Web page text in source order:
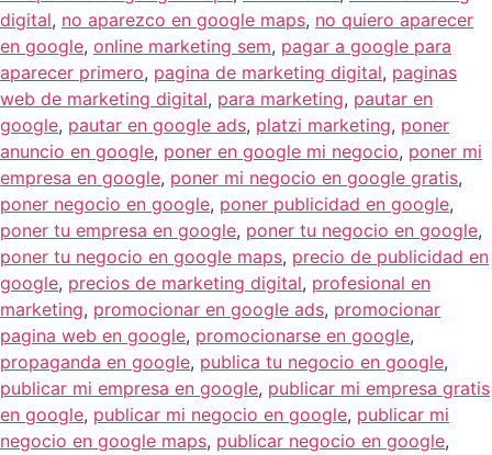
digital, no aparezco en google maps, no quiero aparecer
en google, online marketing sem, pagar a google para
aparecer primero, pagina de marketing digital, paginas
web de marketing digital, para marketing, pautar en
google, pautar en google ads, platzi marketing, poner
anuncio en google, poner en google mi negocio, poner mi
empresa en google, poner mi negocio en google gratis,
poner negocio en google, poner publicidad en google,
poner tu empresa en google, poner tu negocio en google,
poner tu negocio en google maps, precio de publicidad en
google, precios de marketing digital, profesional en
marketing, promocionar en google ads, promocionar
pagina web en google, promocionarse en google,
propaganda en google, publica tu negocio en google,
publicar mi empresa en google, publicar mi empresa gratis
en google, publicar mi negocio en google, publicar mi
negocio en google maps, publicar negocio en google,